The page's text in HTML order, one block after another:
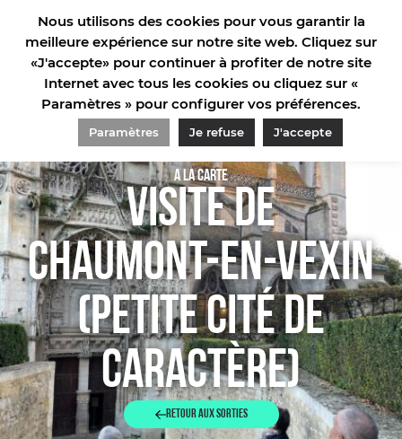
ACCUEIL/VENIR EN GROUPE/VISITE DE CHAUMONT-EN-VEXIN (PETITE CITÉ DE
A la carte
VISITE DE
CHAUMONT-EN-VEXIN
(PETITE CITÉ DE
CARACTÈRE)
Retour aux sorties
Nous utilisons des cookies pour vous garantir la
meilleure expérience sur notre site web. Cliquez sur
«J'accepte» pour continuer à profiter de notre site
Internet avec tous les cookies ou cliquez sur «
Paramètres » pour configurer vos préférences.
Paramètres Je refuse J'accepte